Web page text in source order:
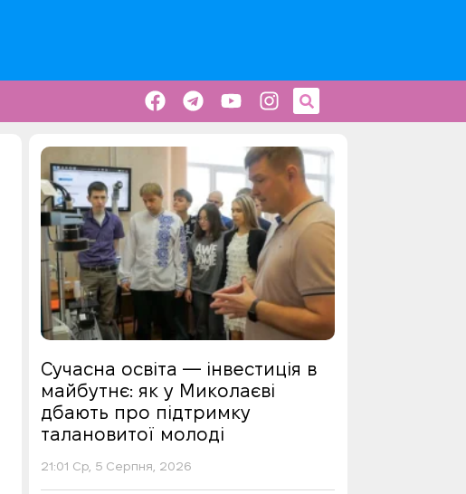
Сучасна освіта — інвестиція в
майбутнє: як у Миколаєві
дбають про підтримку
талановитої молоді
21:01 Ср, 5 Серпня, 2026